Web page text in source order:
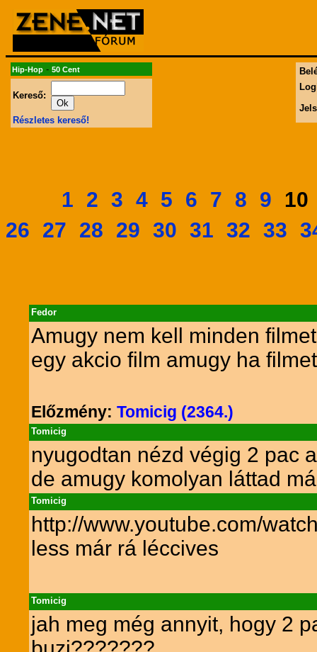
Hip-Hop - 50 Cent
Kereső:
Részletes kereső!
1 2 3 4 5 6 7 8 9
26 27 28 29 30 31 32 33
Fedor
Amugy nem kell minden
egy akcio film amugy ha
Előzmény: Tomicig (2364.)
Tomicig
nyugodtan nézd végig 2 pac
de amugy komolyan láttad
Tomicig
http://www.youtube.com/
less már rá léccives
Tomicig
jah meg még annyit, hogy 2